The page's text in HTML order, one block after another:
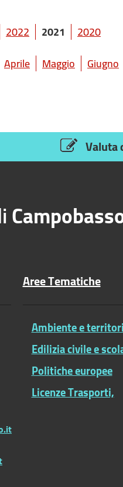
2022 2021
2020
Aprile Maggio Giugno
Valuta
Aree Tematiche
Ambiente e
Edilizia civile e
Politiche europee
Licenze Trasporti,